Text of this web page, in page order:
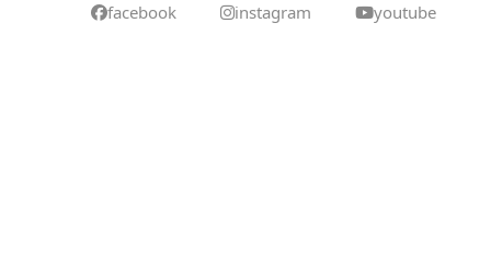
facebook instagram youtube